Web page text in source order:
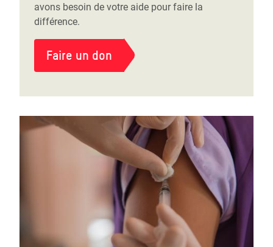
avons besoin de votre aide pour faire la
différence.
Faire un don